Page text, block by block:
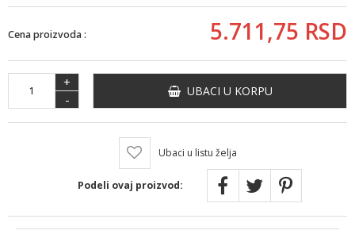
Cena proizvoda : 5.711,75 RSD
+
-
UBACI U KORPU
Ubaci u listu želja
Podeli ovaj proizvod: